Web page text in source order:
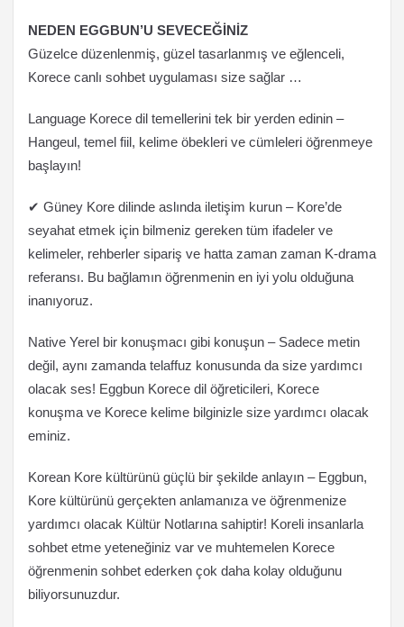
NEDEN EGGBUN’U SEVECEĞİNİZ
Güzelce düzenlenmiş, güzel tasarlanmış ve eğlenceli,
Korece canlı sohbet uygulaması size sağlar …
Language Korece dil temellerini tek bir yerden edinin –
Hangeul, temel fiil, kelime öbekleri ve cümleleri öğrenmeye
başlayın!
✔ Güney Kore dilinde aslında iletişim kurun – Kore’de
seyahat etmek için bilmeniz gereken tüm ifadeler ve
kelimeler, rehberler sipariş ve hatta zaman zaman K-drama
referansı. Bu bağlamın öğrenmenin en iyi yolu olduğuna
inanıyoruz.
Native Yerel bir konuşmacı gibi konuşun – Sadece metin
değil, aynı zamanda telaffuz konusunda da size yardımcı
olacak ses! Eggbun Korece dil öğreticileri, Korece
konuşma ve Korece kelime bilginizle size yardımcı olacak
eminiz.
Korean Kore kültürünü güçlü bir şekilde anlayın – Eggbun,
Kore kültürünü gerçekten anlamanıza ve öğrenmenize
yardımcı olacak Kültür Notlarına sahiptir! Koreli insanlarla
sohbet etme yeteneğiniz var ve muhtemelen Korece
öğrenmenin sohbet ederken çok daha kolay olduğunu
biliyorsunuzdur.